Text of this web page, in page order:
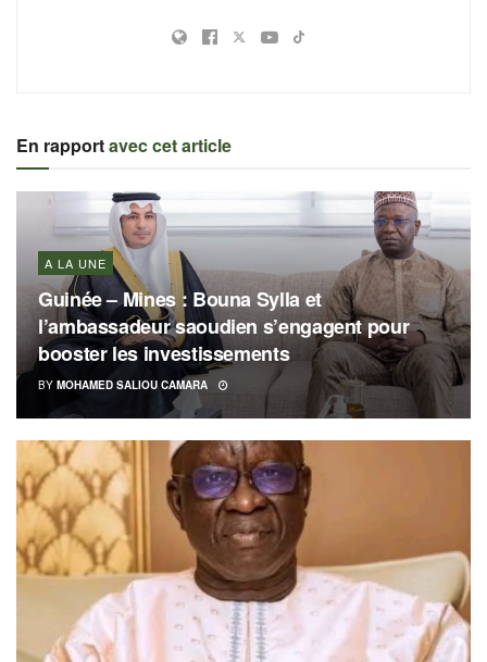
En rapportavec cet article
A LA UNE
Guinée – Mines : Bouna Sylla et
l’ambassadeur saoudien s’engagent pour
booster les investissements
BY MOHAMED SALIOU CAMARA